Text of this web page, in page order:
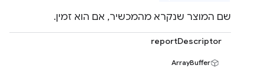
שם המוצר שנקרא מהמכשיר, אם הוא זמין.
reportDescriptor
ArrayBuffer